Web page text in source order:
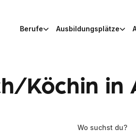
Berufe Ausbildungsplätze
Köchin in
Wo suchst du?